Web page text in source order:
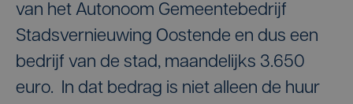
van het Autonoom Gemeentebedrijf
Stadsvernieuwing Oostende en dus een
bedrijf van de stad, maandelijks 3.650
euro. In dat bedrag is niet alleen de huur